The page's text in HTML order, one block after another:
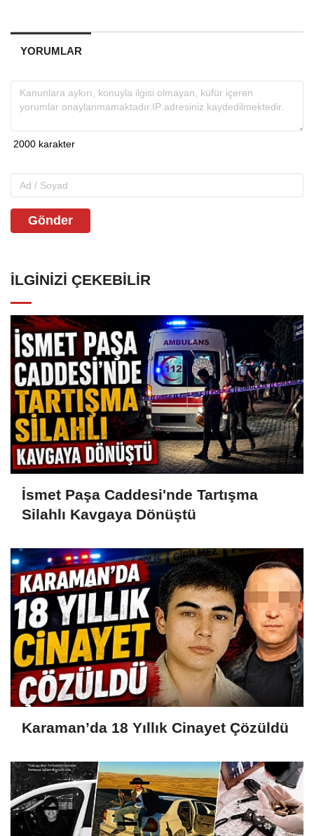
YORUMLAR
Gönder
İLGINIZI ÇEKEBILIR
İsmet Paşa Caddesi'nde Tartışma
Silahlı Kavgaya Dönüştü
Karaman’da 18 Yıllık Cinayet Çözüldü